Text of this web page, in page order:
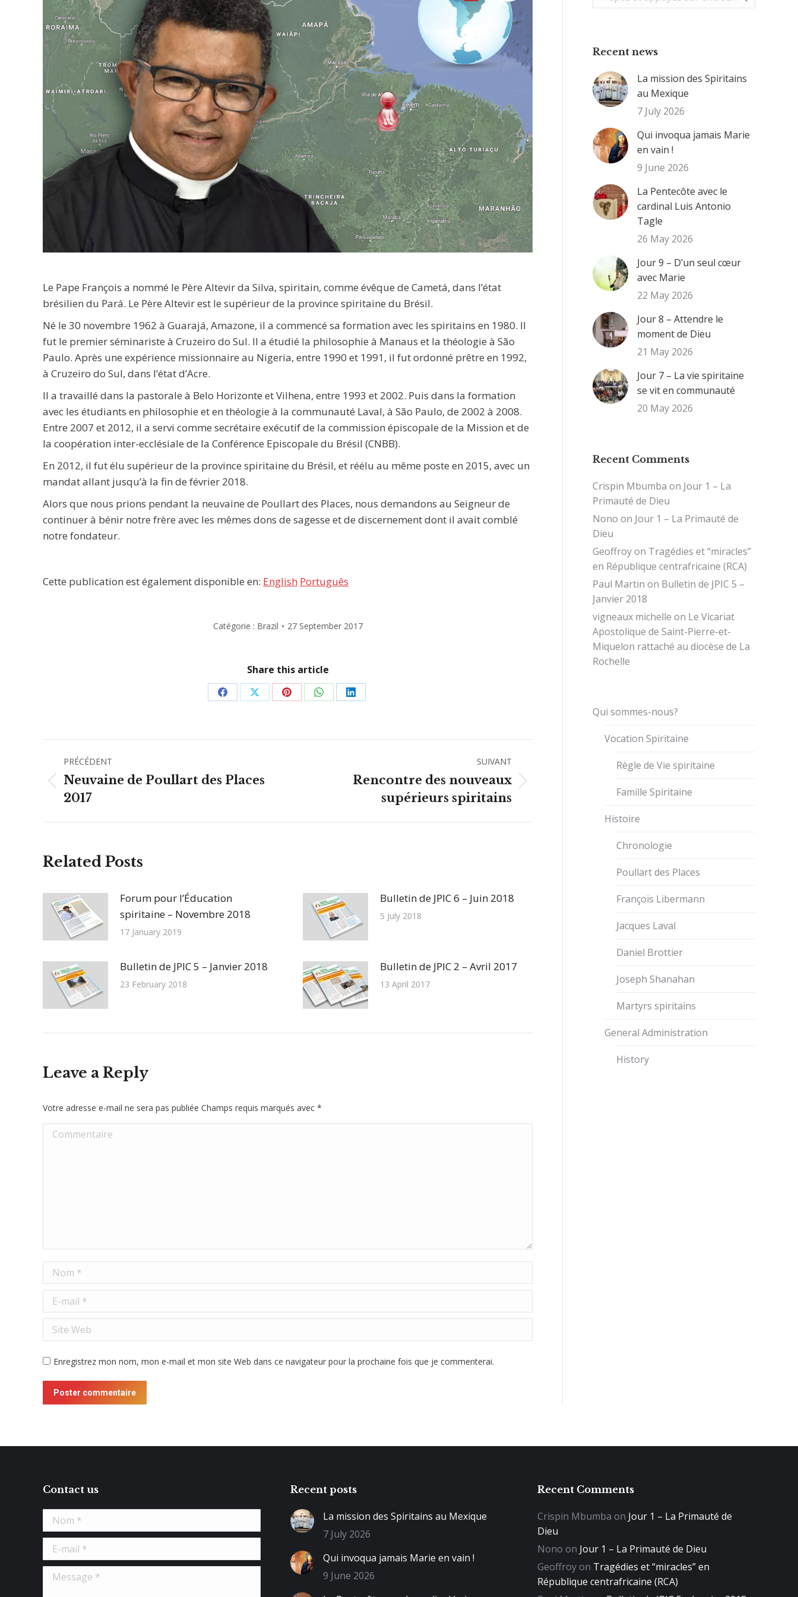
Le Pape François a nommé le Père Altevir da Silva, spiritain, comme évêque de Cametá, dans l’état
brésilien du Pará. Le Père Altevir est le supérieur de la province spiritaine du Brésil.
Né le 30 novembre 1962 à Guarajá, Amazone, il a commencé sa formation avec les spiritains en 1980. Il
fut le premier séminariste à Cruzeiro do Sul. Il a étudié la philosophie à Manaus et la théologie à São
Paulo. Après une expérience missionnaire au Nigeria, entre 1990 et 1991, il fut ordonné prêtre en 1992,
à Cruzeiro do Sul, dans l’état d’Acre.
Il a travaillé dans la pastorale à Belo Horizonte et Vilhena, entre 1993 et 2002. Puis dans la formation
avec les étudiants en philosophie et en théologie à la communauté Laval, à São Paulo, de 2002 à 2008.
Entre 2007 et 2012, il a servi comme secrétaire exécutif de la commission épiscopale de la Mission et de
la coopération inter-ecclésiale de la Conférence Episcopale du Brésil (CNBB).
En 2012, il fut élu supérieur de la province spiritaine du Brésil, et réélu au même poste en 2015, avec un
mandat allant jusqu’à la fin de février 2018.
Alors que nous prions pendant la neuvaine de Poullart des Places, nous demandons au Seigneur de
continuer à bénir notre frère avec les mêmes dons de sagesse et de discernement dont il avait comblé
notre fondateur.
Cette publication est également disponible en: English Português
Catégorie : Brazil 27 September 2017
Share this article
Partager
Facebook
Partager
X
Partager
Pinterest
Partager
WhatsApp
Partager
LinkedIn
Navigation
article
PRÉCÉDENT
Article
précédent
:
Neuvaine de Poullart des Places
2017
SUIVANT
:
Rencontre des nouveaux
supérieurs spiritains
Related Posts
Forum pour l’Éducation
spiritaine – Novembre 2018
17 January 2019
Bulletin de JPIC 6 – Juin 2018
5 July 2018
Bulletin de JPIC 5 – Janvier 2018
23 February 2018
Bulletin de JPIC 2 – Avril 2017
13 April 2017
Leave a Reply
Votre adresse e-mail ne sera pas publiée Champs requis marqués avec *
Commentaire
Nom *
E-mail *
Site Web
Enregistrez mon nom, mon e-mail et mon site Web dans ce navigateur pour la prochaine fois que je commenterai.
Poster commentaire
:
Recent news
La mission des Spiritains
au Mexique
7 July 2026
Qui invoqua jamais Marie
en vain !
9 June 2026
La Pentecôte avec le
cardinal Luis Antonio
Tagle
26 May 2026
Jour 9 – D’un seul cœur
avec Marie
22 May 2026
Jour 8 – Attendre le
moment de Dieu
21 May 2026
Jour 7 – La vie spiritaine
se vit en communauté
20 May 2026
Recent Comments
Crispin Mbumba on Jour 1 – La
Primauté de Dieu
Nono on Jour 1 – La Primauté de
Dieu
Geoffroyon Tragédies et “miracles”
en République centrafricaine (RCA)
Paul Martin on Bulletin de JPIC 5 –
Janvier 2018
vigneaux michelle on Le Vicariat
Apostolique de Saint-Pierre-et-
Miquelon rattaché au diocèse de La
Rochelle
Qui sommes-nous?
Vocation Spiritaine
Règle de Vie spiritaine
Famille Spiritaine
Histoire
Chronologie
Poullart des Places
François Libermann
Jacques Laval
Daniel Brottier
Joseph Shanahan
Martyrs spiritains
General Administration
History
Contact us
Nom *
E-mail *
Message *
Recent posts
La mission des Spiritains au Mexique
7 July 2026
Qui invoqua jamais Marie en vain !
9 June 2026
Recent Comments
Crispin Mbumba on Jour 1 – La Primauté de
Dieu
Nono on Jour 1 – La Primauté de Dieu
Geoffroyon Tragédies et “miracles” en
République centrafricaine (RCA)